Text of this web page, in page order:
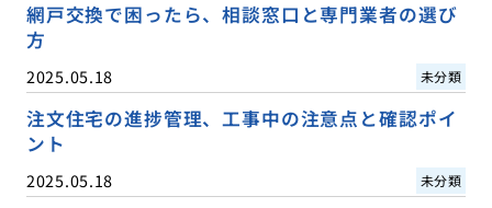
網戸交換で困ったら、相談窓口と専門業者の選び
方
2025.05.18 未分類
注文住宅の進捗管理、工事中の注意点と確認ポイ
ント
2025.05.18 未分類